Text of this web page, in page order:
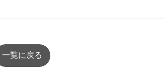
一覧に戻る